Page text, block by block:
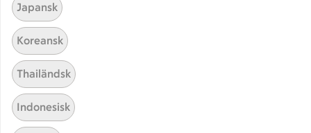
Hittade inget recept
Testa att söka på något nytt, eller ta bort något av
Tysk
Japansk
Koreansk
Thailändsk
Indonesisk